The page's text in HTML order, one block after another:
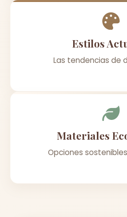
Estilos
Las tendencias de
Materiales
Opciones